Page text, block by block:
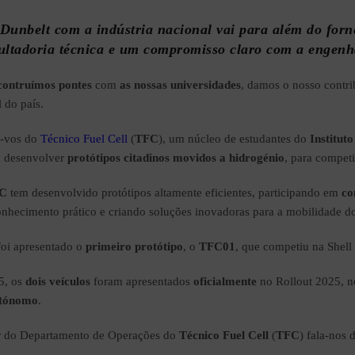
com a indústria nacional vai para além do
técnica e um compromisso claro com a
pontes com as nossas universidades, damos o nosso
do país.
vos do Técnico Fuel Cell (TFC), um núcleo de estudantes do Instituto
desenvolver protótipos citadinos movidos a hidrogénio, para
tem desenvolvido protótipos altamente eficientes, participando em
prático e criando soluções inovadoras para a mobilidade
apresentado o primeiro protótipo, o TFC01 , que competiu na
os dois veículos foram apresentados oficialmente no Rollout 2025,
.
Departamento de Operações do Técnico Fuel Cell (TFC) fala-nos